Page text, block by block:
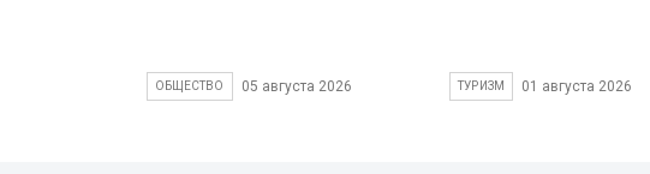
ОБЩЕСТВО 05 августа 2026 ТУРИЗМ 01 августа 2026